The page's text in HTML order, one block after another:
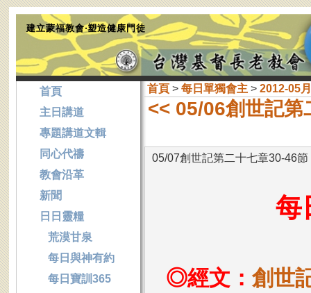
建立蒙福教會‧塑造健康門徒
首頁> 每日單獨會主> 2012-05月
<< 05/06創世記第
05/07創世記第二十七章30-46節
每
◎經文： 創世
首頁
主日講道
專題講道文輯
同心代禱
教會沿革
新聞
日日靈糧
荒漠甘泉
每日與神有約
每日寶訓365